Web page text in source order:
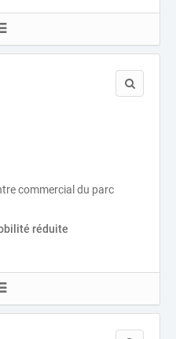
commercial du parc
réduite